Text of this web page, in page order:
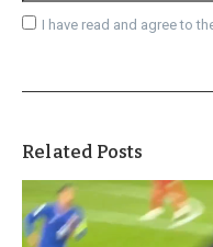
I have read and agree to
Related Posts